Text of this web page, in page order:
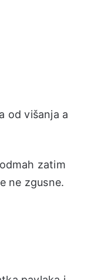
od višanja a
zatim
ne zgusne.